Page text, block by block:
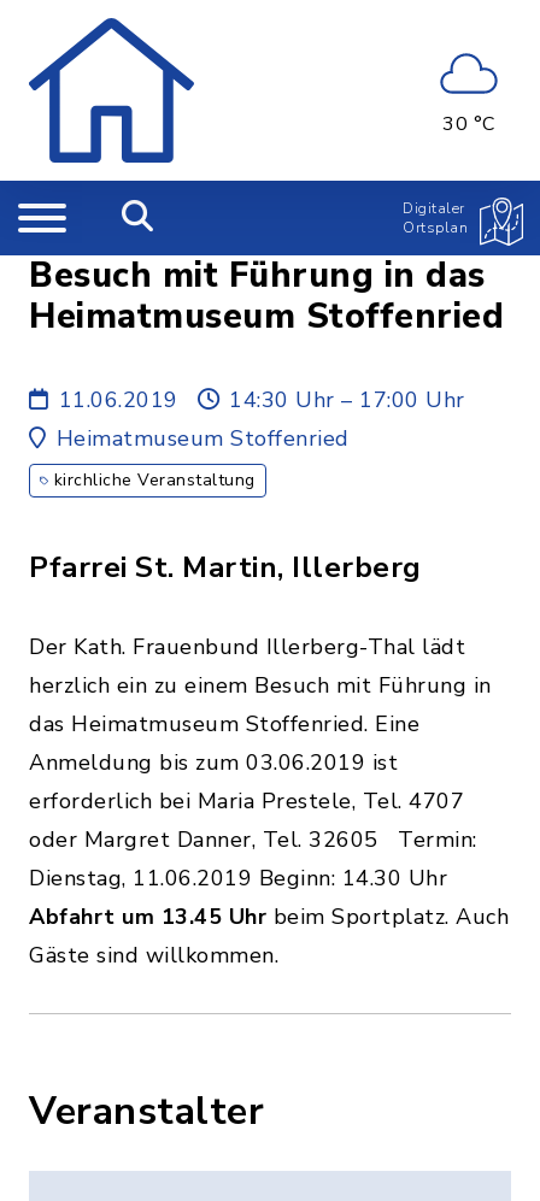
30 °C
Digitaler
Ortsplan
Besuch mit Führung in das
Heimatmuseum Stoffenried
11.06.2019
14:30 Uhr – 17:00 Uhr
Heimatmuseum Stoffenried
kirchliche Veranstaltung
Pfarrei St. Martin, Illerberg
Der Kath. Frauenbund Illerberg-Thal lädt
herzlich ein zu einem Besuch mit Führung in
das Heimatmuseum Stoffenried. Eine
Anmeldung bis zum 03.06.2019 ist
erforderlich bei Maria Prestele, Tel. 4707
oder Margret Danner, Tel. 32605 Termin:
Dienstag, 11.06.2019 Beginn: 14.30 Uhr
Abfahrt um 13.45 Uhr beim Sportplatz. Auch
Gäste sind willkommen.
Veranstalter